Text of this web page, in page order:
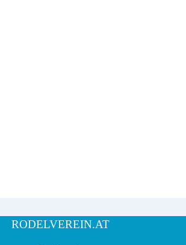
RODELVEREIN.AT